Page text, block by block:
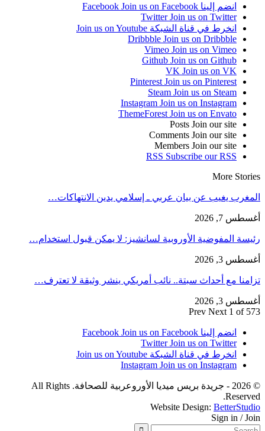
انضم إلينا Facebook Join us on Facebook
Twitter Join us on Twitter
انخرط في قناة الشبكة Join us on Youtube
Dribbble Join us on Dribbble
Vimeo Join us on Vimeo
Github Join us on Github
VK Join us on VK
Pinterest Join us on Pinterest
Steam Join us on Steam
Instagram Join us on Instagram
ThemeForest Join us on Envato
Posts Join our site
Comments Join our site
Members Join our site
RSS Subscribe our RSS
More Stories
المغرب يغيب عن بيان عربي ـ إسلامي يدين الانتهاكات…
أغسطس 7, 2026
رئيسة المفوضية الأوروبية لسانشيز: لا يمكن قبول استخدام…
أغسطس 3, 2026
تزامنا مع أحداث سبتة.. نائب أمريكي ينشر وثيقة لا تعترف…
أغسطس 3, 2026
Prev Next 1 of 573
انضم إلينا Facebook Join us on Facebook
Twitter Join us on Twitter
انخرط في قناة الشبكة Join us on Youtube
Instagram Join us on Instagram
© 2026 - جريدة بريس ميديا الأوروعربية للصحافة. All Rights
Reserved.
Website Design: BetterStudio
Sign in / Join